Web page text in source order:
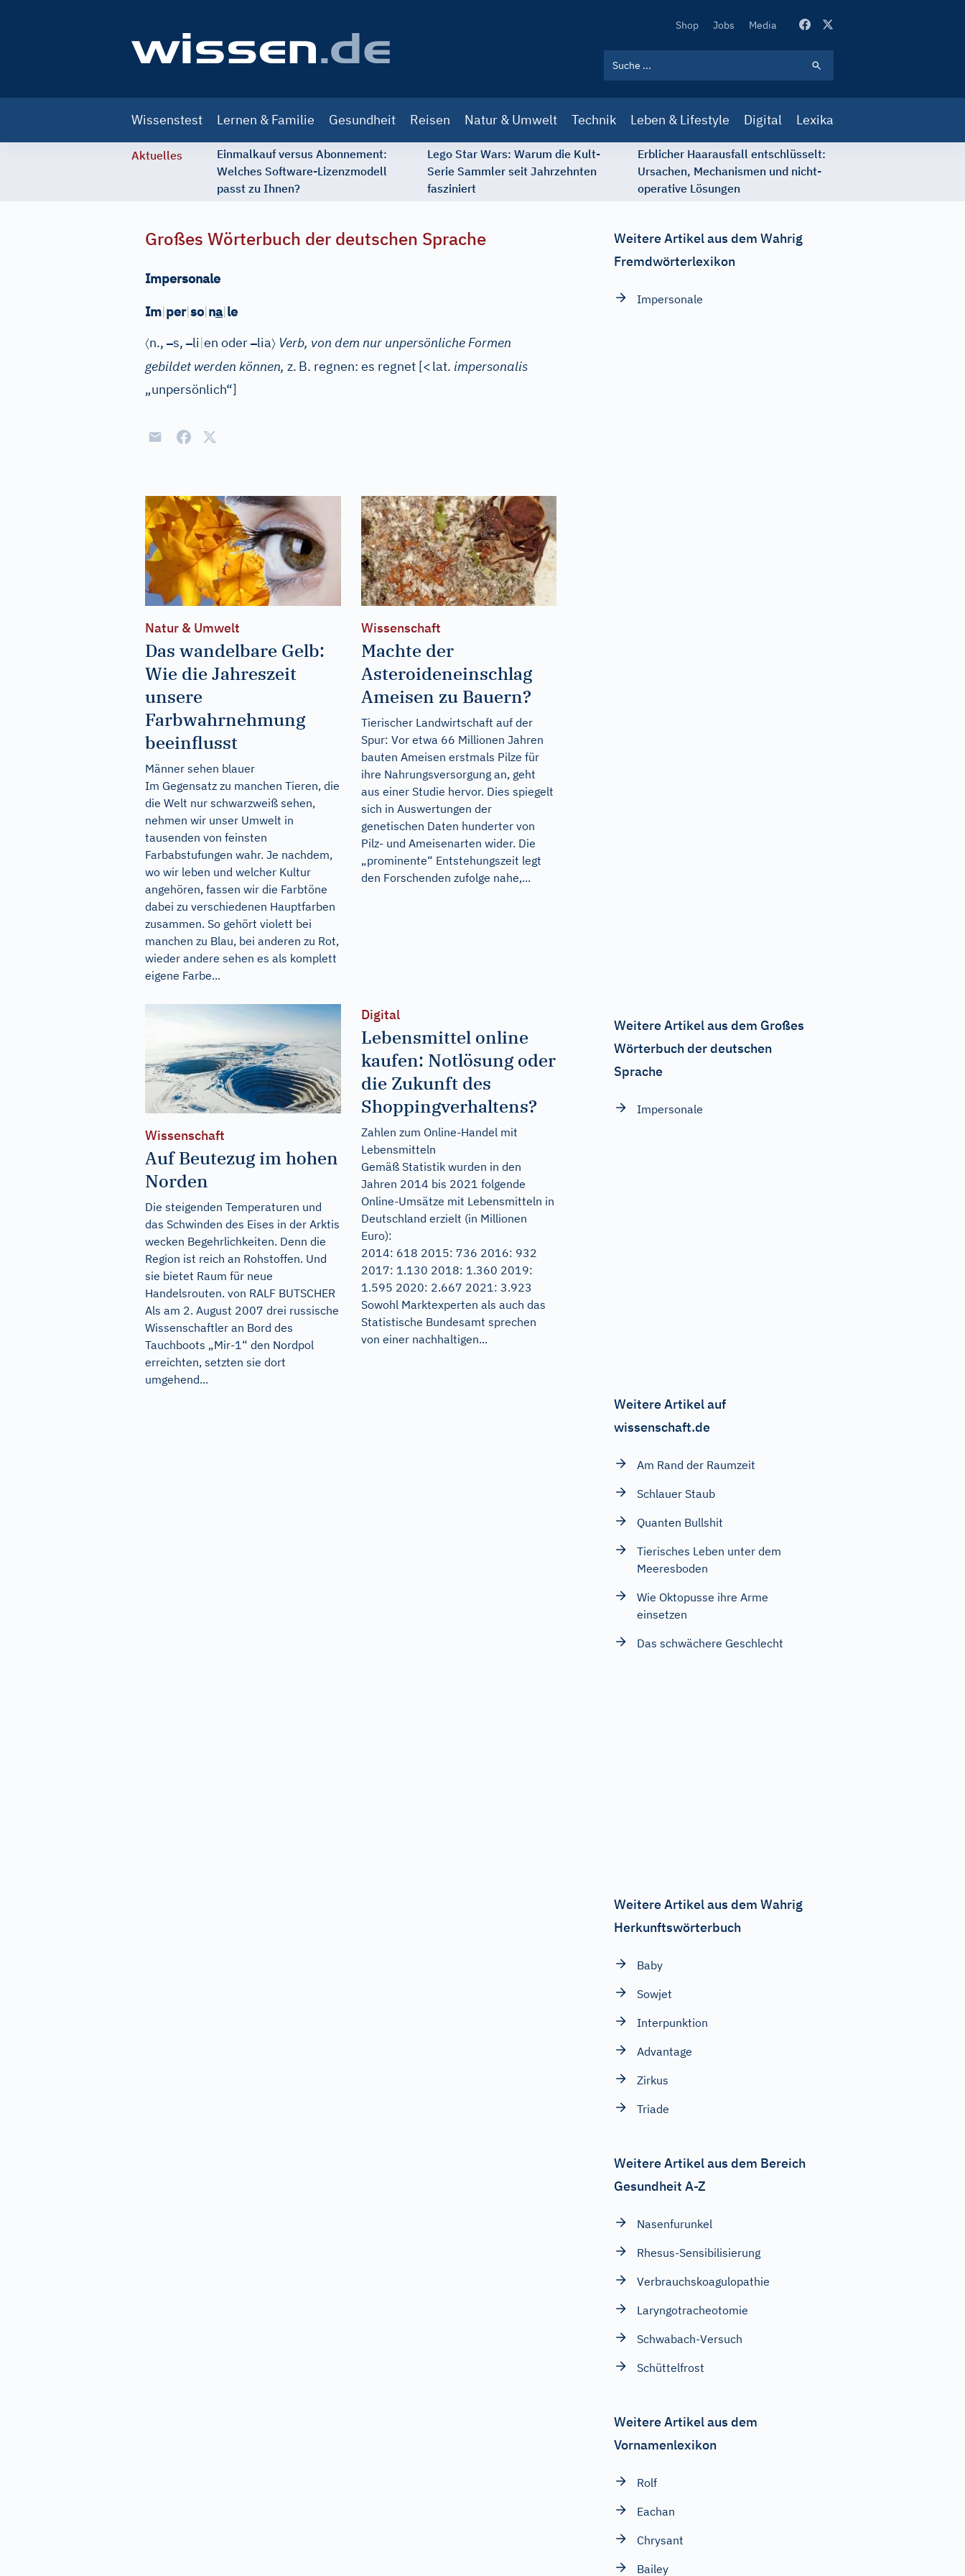
Secondary
Shop Jobs Media
navigation
Wissenstest Lernen & Familie Gesundheit Reisen Natur & Umwelt Technik Leben & Lifestyle Digital Lexika
Aktuelles
Einmalkauf versus Abonnement:
Welches Software-Lizenzmodell
passt zu Ihnen?
Lego Star Wars: Warum die Kult-
Serie Sammler seit Jahrzehnten
fasziniert
Erblicher Haarausfall entschlüsselt:
Ursachen, Mechanismen und nicht-
operative Lösungen
Großes Wörterbuch der deutschen Sprache
Impersonale
Im|per|so|na|le
〈n.,–s,–li|en oder–lia〉 Verb, von dem nur unpersönliche Formen
gebildet werden können, z. B. regnen: es regnet [<lat. impersonalis
„unpersönlich“]
Natur & Umwelt
Das wandelbare Gelb:
Wie die Jahreszeit
unsere
Farbwahrnehmung
beeinflusst
Männer sehen blauer
Im Gegensatz zu manchen Tieren, die
die Welt nur schwarzweiß sehen,
nehmen wir unser Umwelt in
tausenden von feinsten
Farbabstufungen wahr. Je nachdem,
wo wir leben und welcher Kultur
angehören, fassen wir die Farbtöne
dabei zu verschiedenen Hauptfarben
zusammen. So gehört violett bei
manchen zu Blau, bei anderen zu Rot,
wieder andere sehen es als komplett
eigene Farbe...
Wissenschaft
Machte der
Asteroideneinschlag
Ameisen zu Bauern?
Tierischer Landwirtschaft auf der
Spur: Vor etwa 66 Millionen Jahren
bauten Ameisen erstmals Pilze für
ihre Nahrungsversorgung an, geht
aus einer Studie hervor. Dies spiegelt
sich in Auswertungen der
genetischen Daten hunderter von
Pilz- und Ameisenarten wider. Die
„prominente“ Entstehungszeit legt
den Forschenden zufolge nahe,...
Wissenschaft
Auf Beutezug im hohen
Norden
Die steigenden Temperaturen und
das Schwinden des Eises in der Arktis
wecken Begehrlichkeiten. Denn die
Region ist reich an Rohstoffen. Und
sie bietet Raum für neue
Handelsrouten. von RALF BUTSCHER
Als am 2. August 2007 drei russische
Wissenschaftler an Bord des
Tauchboots „Mir-1“ den Nordpol
erreichten, setzten sie dort
umgehend...
Digital
Lebensmittel online
kaufen: Notlösung oder
die Zukunft des
Shoppingverhaltens?
Zahlen zum Online-Handel mit
Lebensmitteln
Gemäß Statistik wurden in den
Jahren 2014 bis 2021 folgende
Online-Umsätze mit Lebensmitteln in
Deutschland erzielt (in Millionen
Euro):
2014: 618 2015: 736 2016: 932
2017: 1.130 2018: 1.360 2019:
1.595 2020: 2.667 2021: 3.923
Sowohl Marktexperten als auch das
Statistische Bundesamt sprechen
von einer nachhaltigen...
Weitere Artikel aus dem Wahrig
Fremdwörterlexikon
Impersonale
Weitere Artikel aus dem Großes
Wörterbuch der deutschen
Sprache
Impersonale
Weitere Artikel auf
wissenschaft.de
Am Rand der Raumzeit
Schlauer Staub
Quanten Bullshit
Tierisches Leben unter dem
Meeresboden
Wie Oktopusse ihre Arme
einsetzen
Das schwächere Geschlecht
Weitere Artikel aus dem Wahrig
Herkunftswörterbuch
Baby
Sowjet
Interpunktion
Advantage
Zirkus
Triade
Weitere Artikel aus dem Bereich
Gesundheit A-Z
Nasenfurunkel
Rhesus-Sensibilisierung
Verbrauchskoagulopathie
Laryngotracheotomie
Schwabach-Versuch
Schüttelfrost
Weitere Artikel aus dem
Vornamenlexikon
Rolf
Eachan
Chrysant
Bailey